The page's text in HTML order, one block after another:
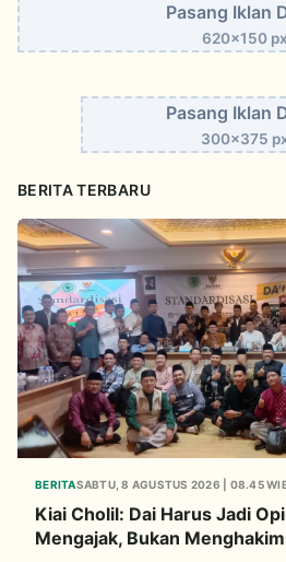
Pasang Iklan
620x150 px
Pasang Iklan
300x375
BERITA TERBARU
BERITASABTU, 8 AGUSTUS 2026 | 08.45
Kiai Cholil: Dai Harus Jadi
Mengajak, Bukan